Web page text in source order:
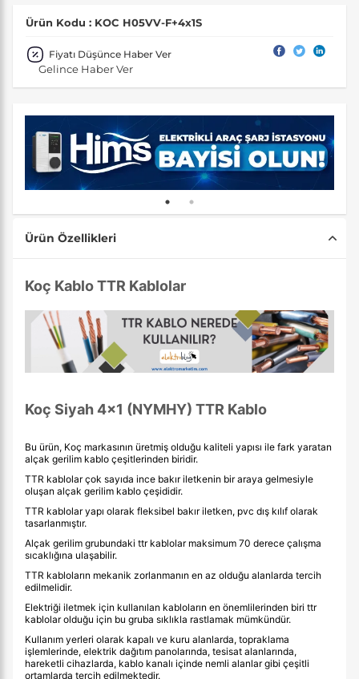
Ürün Kodu : KOC H05VV-F+4x1S
Fiyatı Düşünce Haber Ver
Gelince Haber Ver
Ürün Özellikleri
Koç Kablo TTR Kablolar
Koç Siyah 4x1 (NYMHY) TTR Kablo
Bu ürün, Koç markasının üretmiş olduğu kaliteli yapısı ile fark yaratan
alçak gerilim kablo çeşitlerinden biridir.
TTR kablolar çok sayıda ince bakır iletkenin bir araya gelmesiyle
oluşan alçak gerilim kablo çeşididir.
TTR kablolar yapı olarak fleksibel bakır iletken, pvc dış kılıf olarak
tasarlanmıştır.
Alçak gerilim grubundaki ttr kablolar maksimum 70 derece çalışma
sıcaklığına ulaşabilir.
TTR kabloların mekanik zorlanmanın en az olduğu alanlarda tercih
edilmelidir.
Elektriği iletmek için kullanılan kabloların en önemlilerinden biri ttr
kablolar olduğu için bu gruba sıklıkla rastlamak mümkündür.
Kullanım yerleri olarak kapalı ve kuru alanlarda, topraklama
işlemlerinde, elektrik dağıtım panolarında, tesisat alanlarında,
hareketli cihazlarda, kablo kanalı içinde nemli alanlar gibi çeşitli
ortamlarda tercih edilmektedir.